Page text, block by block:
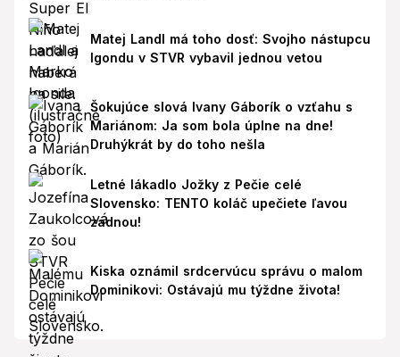
Matej Landl má toho dosť: Svojho nástupcu
Igondu v STVR vybavil jednou vetou
Šokujúce slová Ivany Gáborík o vzťahu s
Mariánom: Ja som bola úplne na dne!
Druhýkrát by do toho nešla
Letné lákadlo Jožky z Pečie celé
Slovensko: TENTO koláč upečiete ľavou
zadnou!
Kiska oznámil srdcervúcu správu o malom
Dominikovi: Ostávajú mu týždne života!